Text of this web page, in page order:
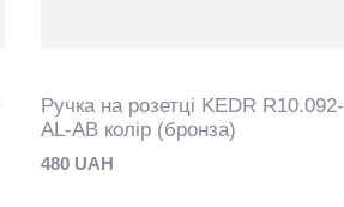
Ручка на розетці KEDR R10.092-
AL-AB колір (бронза)
480 UAH